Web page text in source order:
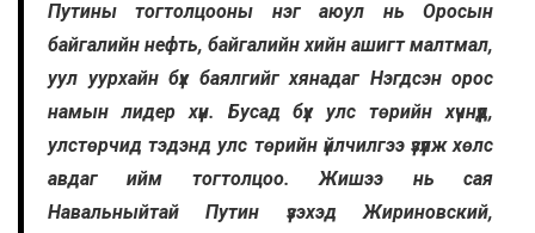
Путины тогтолцооны нэг аюул нь Оросын
байгалийн нефть, байгалийн хийн ашигт малтмал,
уул уурхайн бүх баялгийг хянадаг Нэгдсэн орос
намын лидер хүн. Бусад бүх улс төрийн хүчнүүд,
улстөрчид тэдэнд улс төрийн үйлчилгээ үзүүлж хөлс
авдаг ийм тогтолцоо. Жишээ нь сая
Навальныйтай Путин үзэхэд Жириновский,